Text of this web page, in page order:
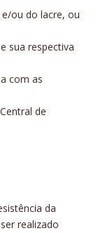
ou do lacre, ou
sua respectiva
com as
de
da
realizado